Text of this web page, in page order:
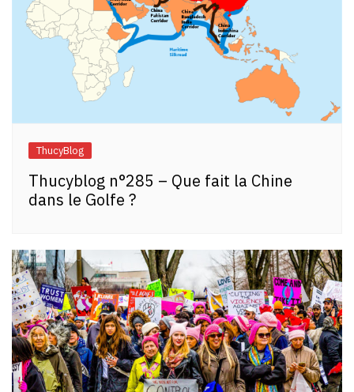
ThucyBlog
Thucyblog n°285 – Que fait la Chine
dans le Golfe ?